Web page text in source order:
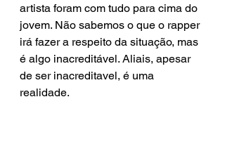
artista foram com tudo para cima do
jovem. Não sabemos o que o rapper
irá fazer a respeito da situação, mas
é algo inacreditável. Aliais, apesar
de ser inacreditavel, é uma
realidade.